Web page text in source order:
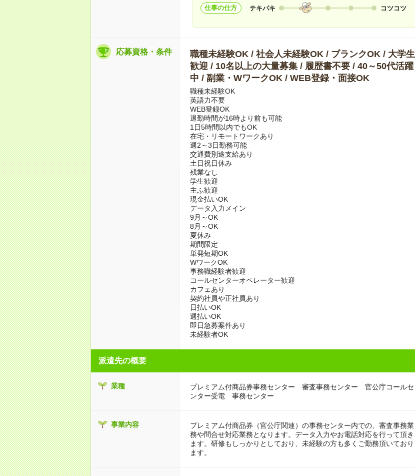
仕事の仕方 テキパキ コツコツ
応募資格・条件
職種未経験OK / 社会人未経験OK / ブランクOK / 大学生
歓迎 / 10名以上の大量募集 / 履歴書不要 / 40～50代活躍
中 / 副業・WワークOK / WEB登録・面接OK
職種未経験OK
英語力不要
WEB登録OK
退勤時間が16時より前も可能
1日5時間以内でもOK
在宅・リモートワークあり
週2～3日勤務可能
交通費別途支給あり
土日祝日休み
残業なし
学生歓迎
主ふ歓迎
現金払いOK
データ入力メイン
9月～OK
8月～OK
夏休み
期間限定
単発短期OK
WワークOK
事務職経験者歓迎
コールセンターオペレーター歓迎
カフェあり
契約社員や正社員あり
日払いOK
週払いOK
即日急募案件あり
未経験者OK
派遣先の概要
業種
プレミアム付商品券事務センター 審査事務センター 官公庁コールセ
ンター受電 事務センター
事業内容
プレミアム付商品券（官公庁関連）の事務センター内での、審査事務業
務や問合せ対応業務となります。データ入力やお電話対応を行って頂き
ます。研修もしっかりとしており、未経験の方も多くご勤務頂いており
ます。